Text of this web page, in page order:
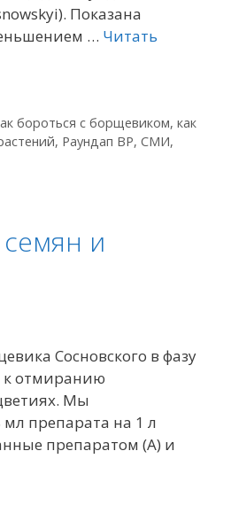
Показана
… Читать
бороться с борщевиком, как
, Раундап ВР, СМИ,
и
Сосновского в фазу
к отмиранию
Мы
препарата на 1 л
препаратом (А) и